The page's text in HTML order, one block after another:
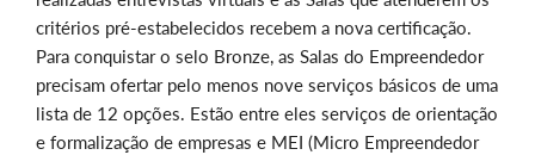
critérios pré-estabelecidos recebem a nova certificação.
Para conquistar o selo Bronze, as Salas do Empreendedor
precisam ofertar pelo menos nove serviços básicos de uma
lista de 12 opções. Estão entre eles serviços de orientação
e formalização de empresas e MEI (Micro Empreendedor